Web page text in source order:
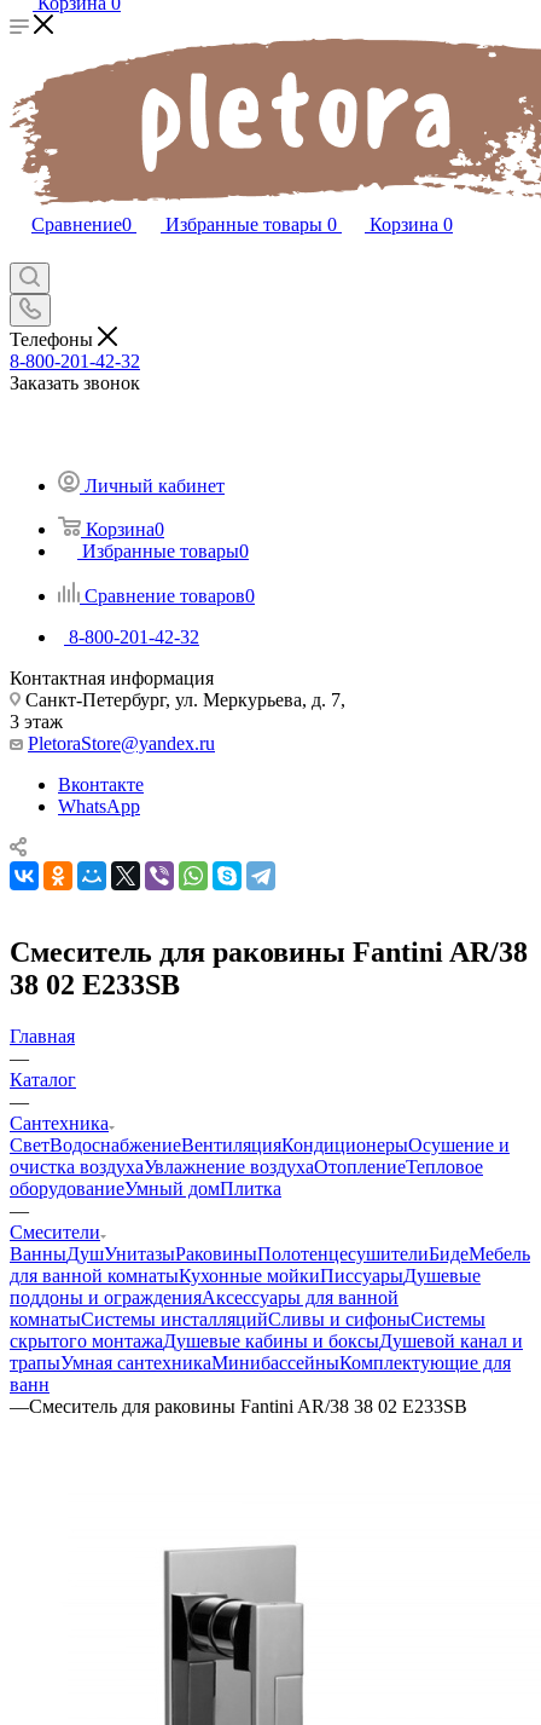
Сравнение0 Избранные товары 0 Корзина 0
Телефоны
8-800-201-42-32
Заказать звонок
Личный кабинет
Корзина0
Избранные товары0
Сравнение товаров0
8-800-201-42-32
Контактная информация
Санкт-Петербург, ул. Меркурьева, д. 7,
3 этаж
PletoraStore@yandex.ru
Вконтакте
WhatsApp
Смеситель для раковины Fantini AR/38
38 02 E233SB
Главная
—
Каталог
—
Сантехника
СветВодоснабжениеВентиляцияКондиционерыОсушение и
очистка воздухаУвлажнение воздухаОтоплениеТепловое
оборудованиеУмный домПлитка
—
Смесители
ВанныДушУнитазыРаковиныПолотенцесушителиБидеМебель
для ванной комнатыКухонные мойкиПиссуарыДушевые
поддоны и огражденияАксессуары для ванной
комнатыСистемы инсталляцийСливы и сифоныСистемы
скрытого монтажаДушевые кабины и боксыДушевой канал и
трапыУмная сантехникаМинибассейныКомплектующие для
ванн
—Смеситель для раковины Fantini AR/38 38 02 E233SB